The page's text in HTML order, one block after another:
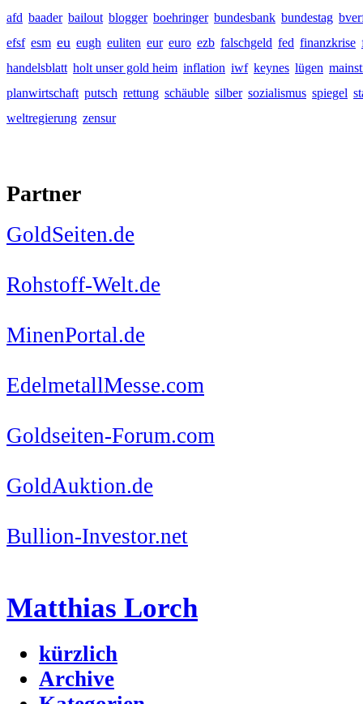
afd baader bailout blogger boehringer bundesbank bundestag
efsf esm eu eugh euliten eur euro ezb falschgeld fed finanzkrise
handelsblatt holt unser gold heim inflation iwf keynes lügen
planwirtschaft putsch rettung schäuble silber sozialismus spiegel
weltregierung zensur
Partner
GoldSeiten.de
Rohstoff-Welt.de
MinenPortal.de
EdelmetallMesse.com
Goldseiten-Forum.com
GoldAuktion.de
Bullion-Investor.net
Matthias Lorch
kürzlich
Archive